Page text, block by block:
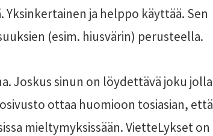
ja helppo käyttää. Sen
(esim. hiusvärin) perusteella.
Joskus sinun on löydettävä joku jolla
ottaa huomioon tosiasian, että
mieltymyksissään. VietteLykset on